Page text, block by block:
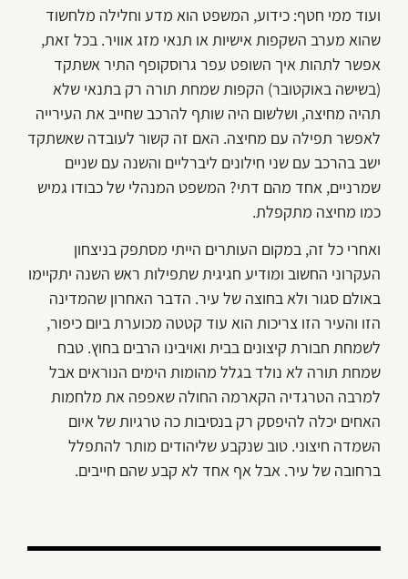
ועוד ממי חטף: כידוע, המשפט הוא מדע וחלילה מלחשוד
שהוא מערב השקפות אישיות או תנאי מזג אוויר. בכל זאת,
אפשר לתהות איך השופט עפר גרוסקופף התיר אשתקד
(בשישה באוקטובר) הקפות שמחת תורה רק בתנאי שלא
תהיה מחיצה, ושלשום היה שותף להרכב שחייב את העירייה
לאפשר תפילה עם מחיצה. האם זה קשור לעובדה שאשתקד
ישב בהרכב עם שני חילונים ליברליים והשנה עם שניים
שמרניים, אחד מהם דתי? המשפט המנהלי של כבודו גמיש
כמו מחיצה מתקפלת.
ואחרי כל זה, במקום העותרים הייתי מסתפק בניצחון
העקרוני החשוב ומודיע חגיגית שתפילות ראש השנה יתקיימו
באולם סגור ולא בחוצה של עיר. הדבר האחרון שהמדינה
הזו והעיר הזו צריכות הוא עוד קטטה מכוערת ביום כיפור,
לשמחת חבורת קיצונים בבית ואויבינו הרבים בחוץ. טבח
שמחת תורה לא נולד בגלל מהומות הימים הנוראים אבל
למרבה הטרגדיה הקארמה החולה שאפפה את מלחמות
האחים יכלה להיפסק רק בנסיבות כה טרגיות של איום
השמדה חיצוני. טוב שנקבע שליהודים מותר להתפלל
ברחובה של עיר. אבל אף אחד לא קבע שהם חייבים.